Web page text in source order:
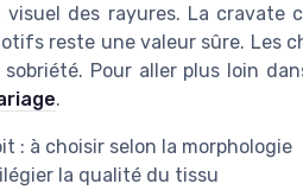
visuel des rayures. La
reste une valeur sûre. Les
Pour aller plus loin
.
: à choisir selon la morphologie
la qualité du tissu